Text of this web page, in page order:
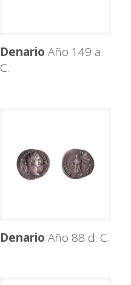
Denario Año 149 a.
C.
Denario Año 88 d. C.